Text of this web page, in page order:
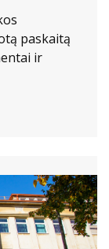
paskaitą
ir